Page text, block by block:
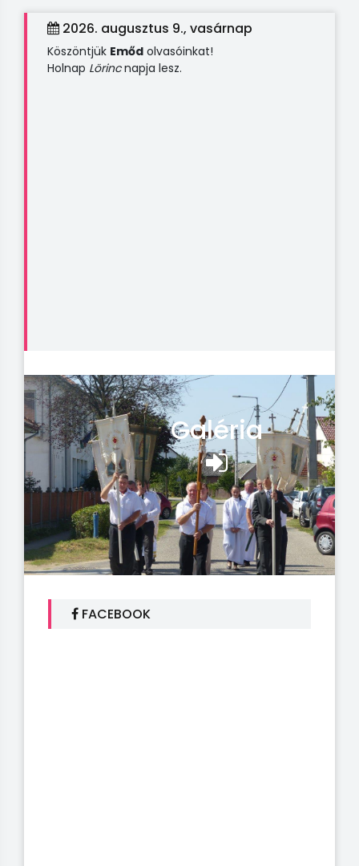
2026. augusztus 9., vasárnap
Köszöntjük Emőd olvasóinkat!
Holnap Lörincnapja lesz.
Galéria
FACEBOOK